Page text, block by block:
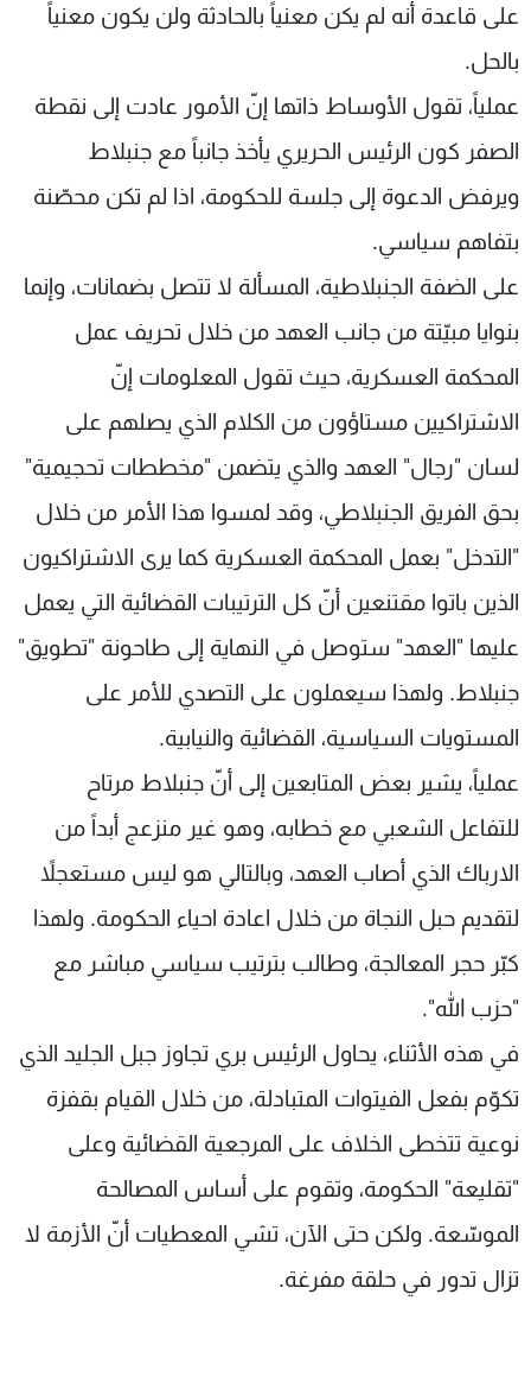
على قاعدة أنه لم يكن معنياً بالحادثة ولن يكون معنياً
بالحل.
عملياً، تقول الأوساط ذاتها إنّ الأمور عادت إلى نقطة
الصفر كون الرئيس الحريري يأخذ جانباً مع جنبلاط
ويرفض الدعوة إلى جلسة للحكومة، اذا لم تكن محصّنة
بتفاهم سياسي.
على الضفة الجنبلاطية، المسألة لا تتصل بضمانات، وإنما
بنوايا مبيّتة من جانب العهد من خلال تحريف عمل
المحكمة العسكرية، حيث تقول المعلومات إنّ
الاشتراكيين مستاؤون من الكلام الذي يصلهم على
لسان "رجال" العهد والذي يتضمن "مخططات تحجيمية"
بحق الفريق الجنبلاطي، وقد لمسوا هذا الأمر من خلال
"التدخل" بعمل المحكمة العسكرية كما يرى الاشتراكيون
الذين باتوا مقتنعين أنّ كل الترتيبات القضائية التي يعمل
عليها "العهد" ستوصل في النهاية إلى طاحونة "تطويق"
جنبلاط. ولهذا سيعملون على التصدي للأمر على
المستويات السياسية، القضائية والنيابية.
عملياً، يشير بعض المتابعين إلى أنّ جنبلاط مرتاح
للتفاعل الشعبي مع خطابه، وهو غير منزعج أبداً من
الارباك الذي أصاب العهد، وبالتالي هو ليس مستعجلاً
لتقديم حبل النجاة من خلال اعادة احياء الحكومة. ولهذا
كبّر حجر المعالجة، وطالب بترتيب سياسي مباشر مع
"حزب الله".
في هذه الأثناء، يحاول الرئيس بري تجاوز جبل الجليد الذي
تكوّم بفعل الفيتوات المتبادلة، من خلال القيام بقفزة
نوعية تتخطى الخلاف على المرجعية القضائية وعلى
"تقليعة" الحكومة، وتقوم على أساس المصالحة
الموسّعة. ولكن حتى الآن، تشي المعطيات أنّ الأزمة لا
تزال تدور في حلقة مفرغة.